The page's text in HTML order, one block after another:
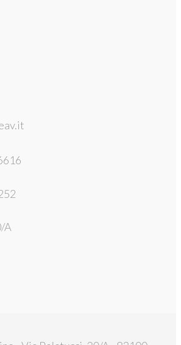
A